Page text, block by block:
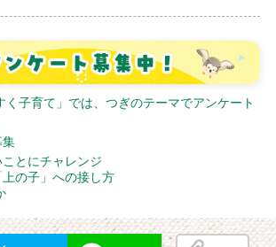
く子育て」では、つぎのテーマでアンケート
とにチャレンジ
の子」への接し方